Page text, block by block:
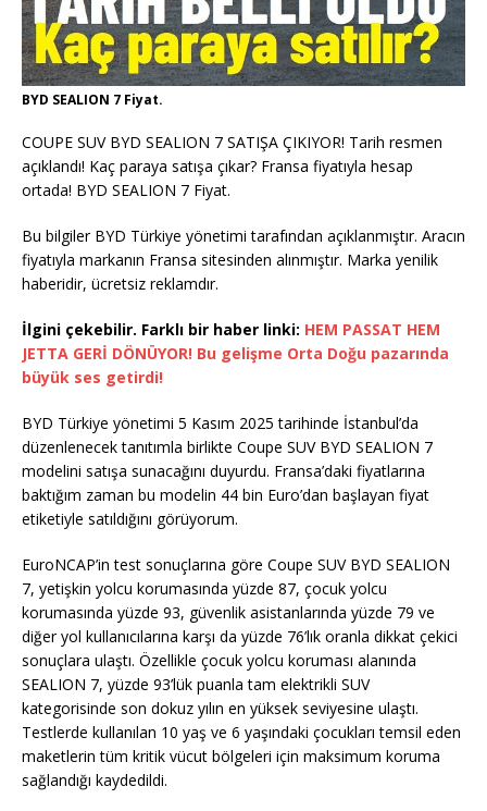
BYD SEALION 7 Fiyat.
COUPE SUV BYD SEALION 7 SATIŞA ÇIKIYOR! Tarih resmen
açıklandı! Kaç paraya satışa çıkar? Fransa fiyatıyla hesap
ortada! BYD SEALION 7 Fiyat.
Bu bilgiler BYD Türkiye yönetimi tarafından açıklanmıştır. Aracın
fiyatıyla markanın Fransa sitesinden alınmıştır. Marka yenilik
haberidir, ücretsiz reklamdır.
İlgini çekebilir. Farklı bir haber linki: HEM PASSAT HEM
JETTA GERİ DÖNÜYOR! Bu gelişme Orta Doğu pazarında
büyük ses getirdi!
BYD Türkiye yönetimi 5 Kasım 2025 tarihinde İstanbul’da
düzenlenecek tanıtımla birlikte Coupe SUV BYD SEALION 7
modelini satışa sunacağını duyurdu. Fransa’daki fiyatlarına
baktığım zaman bu modelin 44 bin Euro’dan başlayan fiyat
etiketiyle satıldığını görüyorum.
EuroNCAP’in test sonuçlarına göre Coupe SUV BYD SEALION
7, yetişkin yolcu korumasında yüzde 87, çocuk yolcu
korumasında yüzde 93, güvenlik asistanlarında yüzde 79 ve
diğer yol kullanıcılarına karşı da yüzde 76’lık oranla dikkat çekici
sonuçlara ulaştı. Özellikle çocuk yolcu koruması alanında
SEALION 7, yüzde 93’lük puanla tam elektrikli SUV
kategorisinde son dokuz yılın en yüksek seviyesine ulaştı.
Testlerde kullanılan 10 yaş ve 6 yaşındaki çocukları temsil eden
maketlerin tüm kritik vücut bölgeleri için maksimum koruma
sağlandığı kaydedildi.